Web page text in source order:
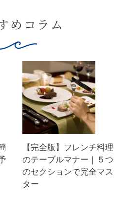
めコラム
【完全版】フレンチ料理
のテーブルマナー｜５つ
のセクションで完全マス
ター